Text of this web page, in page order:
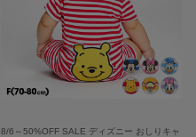
8/6～50%OFF SALE ディズニー おしりキャ